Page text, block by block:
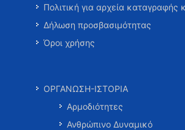
Πολιτική για αρχεία καταγραφής
Δήλωση προσβασιμότητας
Όροι χρήσης
ΟΡΓΑΝΩΣΗ-ΙΣΤΟΡΙΑ
Αρμοδιότητες
Ανθρώπινο Δυναμικό